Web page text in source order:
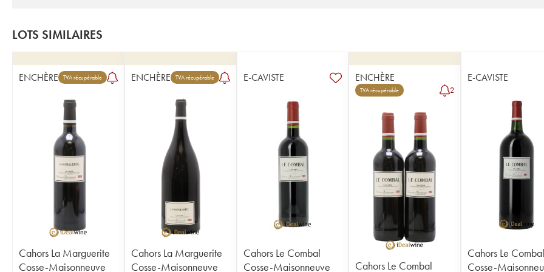
LOTS SIMILAIRES
ENCHÈRE TVA récupérable
Cahors La Marguerite
Cosse-Maisonneuve
ENCHÈRE TVA récupérable
Cahors La Marguerite
Cosse-Maisonneuve
E-CAVISTE
Cahors Le Combal
Cosse-Maisonneuve
ENCHÈRE
TVA récupérable 2
Cahors Le Combal
E-CAVISTE
Cahors Le Combal
Cosse-